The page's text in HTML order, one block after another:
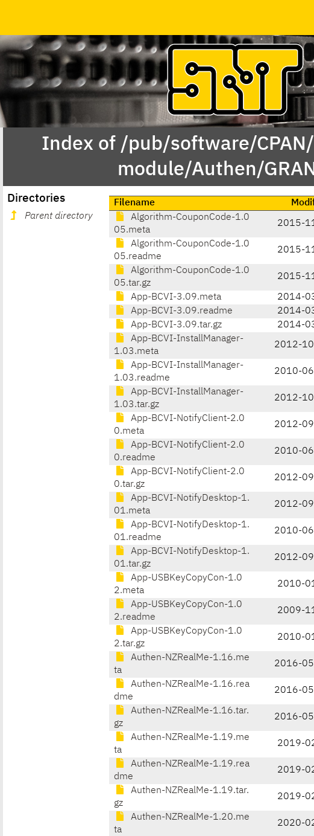
Index of /pub/software/
module/Authen/
Directories
Parent directory
Filename
Algorithm-CouponCode-1.0
05.meta
2015-
Algorithm-CouponCode-1.0
05.readme
2015-
Algorithm-CouponCode-1.0
05.tar.gz
2015-
App-BCVI-3.09.meta 2014-
App-BCVI-3.09.readme
2014-
App-BCVI-3.09.tar.gz
2014-
App-BCVI-InstallManager-
1.03.meta
2012-
App-BCVI-InstallManager-
1.03.readme
2010-
App-BCVI-InstallManager-
1.03.tar.gz
2012-
App-BCVI-NotifyClient-2.0
0.meta
2012-
App-BCVI-NotifyClient-2.0
0.readme
2010-
App-BCVI-NotifyClient-2.0
0.tar.gz
2012-
App-BCVI-NotifyDesktop-1.
01.meta
2012-
App-BCVI-NotifyDesktop-1.
01.readme
2010-
App-BCVI-NotifyDesktop-1.
01.tar.gz
2012-
App-USBKeyCopyCon-1.0
2.meta
2010-
App-USBKeyCopyCon-1.0
2.readme
2009-
App-USBKeyCopyCon-1.0
2.tar.gz
2010-
Authen-NZRealMe-1.16.me
ta
2016-
Authen-NZRealMe-1.16.rea
dme
2016-
Authen-NZRealMe-1.16.tar.
gz
2016-
Authen-NZRealMe-1.19.me
ta
2019-
Authen-NZRealMe-1.19.rea
dme
2019-
Authen-NZRealMe-1.19.tar.
gz
2019-
Authen-NZRealMe-1.20.me
ta
2020-